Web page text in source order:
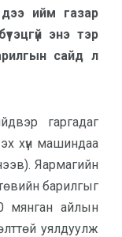
ийм газар
энэ тэр
сайд л
гаргадаг
хүн машиндаа
Яармагийн
төвийн барилгыг
мянган айлын
уялдуулж